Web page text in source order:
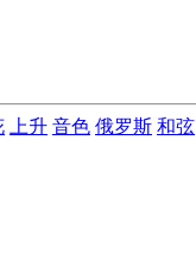
上升 音色 俄罗斯 和弦